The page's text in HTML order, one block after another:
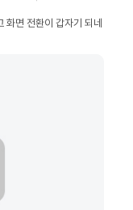
화면 전환이 갑자기 되네